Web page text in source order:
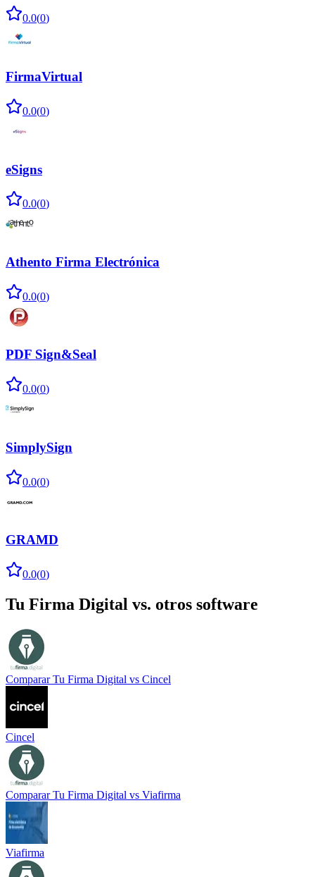
0.0(0)
FirmaVirtual
0.0(0)
eSigns
0.0(0)
Athento Firma Electrónica
0.0(0)
PDF Sign&Seal
0.0(0)
SimplySign
0.0(0)
GRAMD
0.0(0)
Tu Firma Digital vs. otros software
Comparar Tu Firma Digital vs Cincel
Cincel
Comparar Tu Firma Digital vs Viafirma
Viafirma